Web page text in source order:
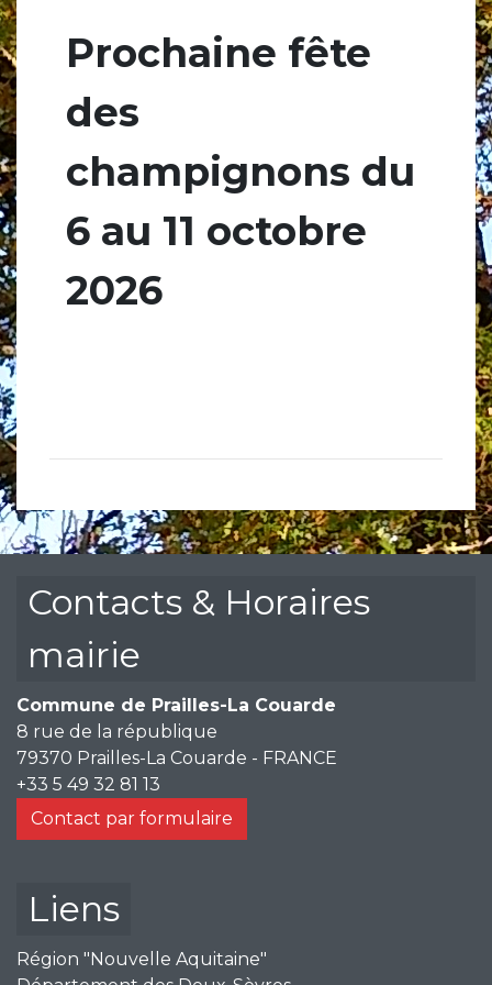
Prochaine fête
des
champignons du
6 au 11 octobre
2026
Contacts & Horaires
mairie
Commune de Prailles-La Couarde
8 rue de la république
79370 Prailles-La Couarde - FRANCE
+33 5 49 32 81 13
Contact par formulaire
Liens
Région "Nouvelle Aquitaine"